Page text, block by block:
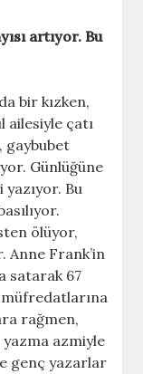
artıyor. Bu
bir kızken,
ailesiyle çatı
gaybubet
Günlüğüne
yazıyor. Bu
ölüyor,
Anne Frank’in
satarak 67
müfredatlarına
rağmen,
yazma azmiyle
genç yazarlar